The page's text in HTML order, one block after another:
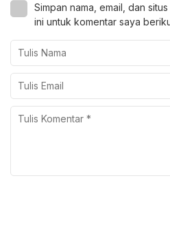
Simpan nama, email, dan
ini untuk komentar saya